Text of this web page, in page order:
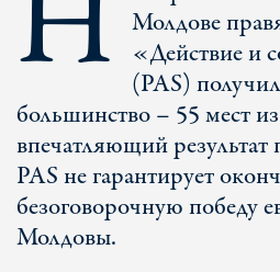
Молдове
«Действие и
(PAS)
большинство – 55 мест
впечатляющий
PAS не гарантирует
безоговорочную победу
Молдовы.